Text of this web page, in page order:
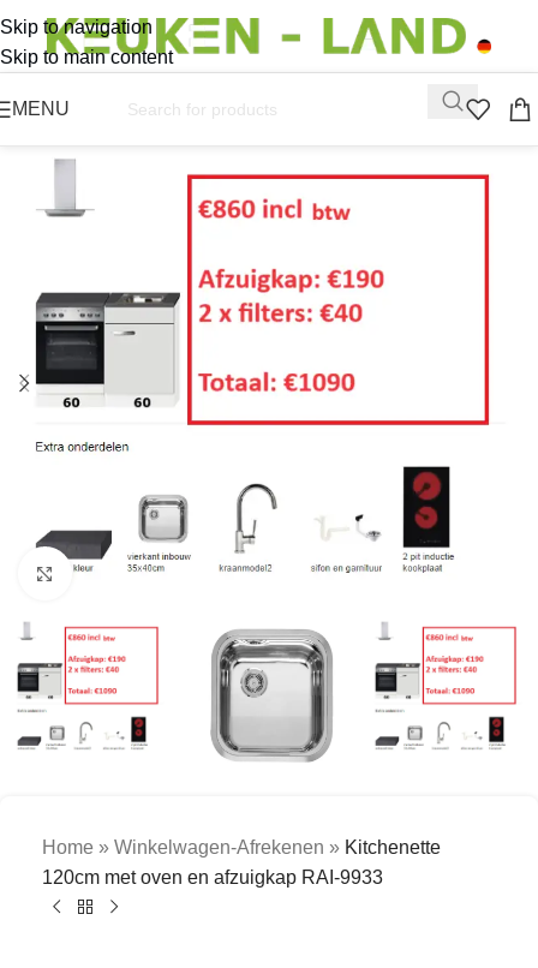
Skip to navigation
Skip to main content
MENU
Click to enlarge
Home » Winkelwagen-Afrekenen » Kitchenette
120cm met oven en afzuigkap RAI-9933